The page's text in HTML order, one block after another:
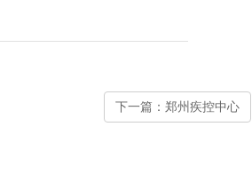
下一篇：郑州疾控中心